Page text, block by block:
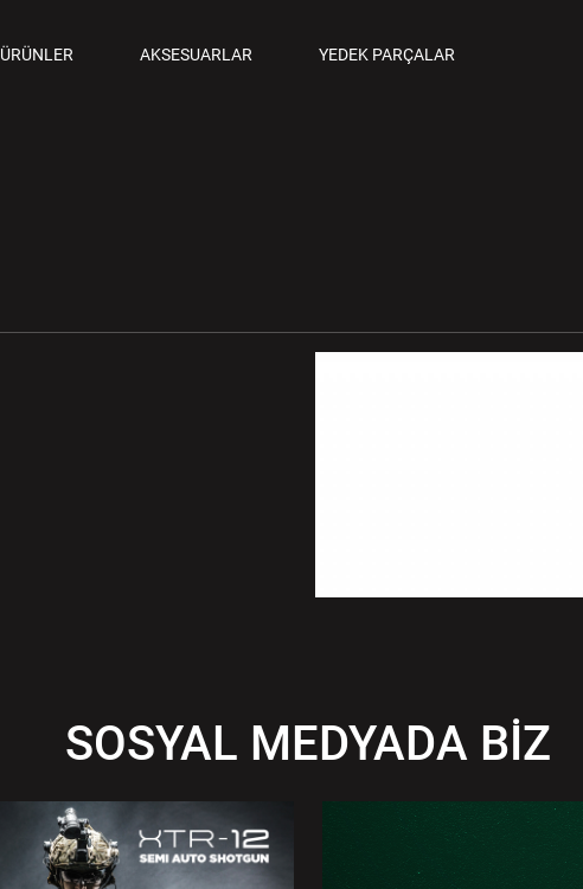
ÜRÜNLER
9 MM TABANCALARAKSESUARLAR YEDEK PARÇALAR
SOSYAL MEDYADA BİZ